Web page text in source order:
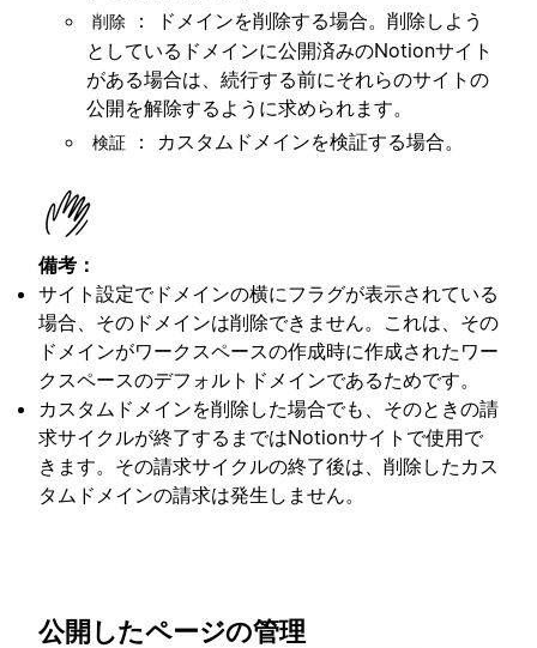
削除
： ドメインを削除する場合。削除しよう
としているドメインに公開済みのNotionサイト
がある場合は、続行する前にそれらのサイトの
公開を解除するように求められます。
検証 ： カスタムドメインを検証する場合。
備考：
サイト設定でドメインの横にフラグが表示されている
場合、そのドメインは削除できません。これは、その
ドメインがワークスペースの作成時に作成されたワー
クスペースのデフォルトドメインであるためです。
カスタムドメインを削除した場合でも、そのときの請
求サイクルが終了するまではNotionサイトで使用で
きます。その請求サイクルの終了後は、削除したカス
タムドメインの請求は発生しません。
公開したページの管理